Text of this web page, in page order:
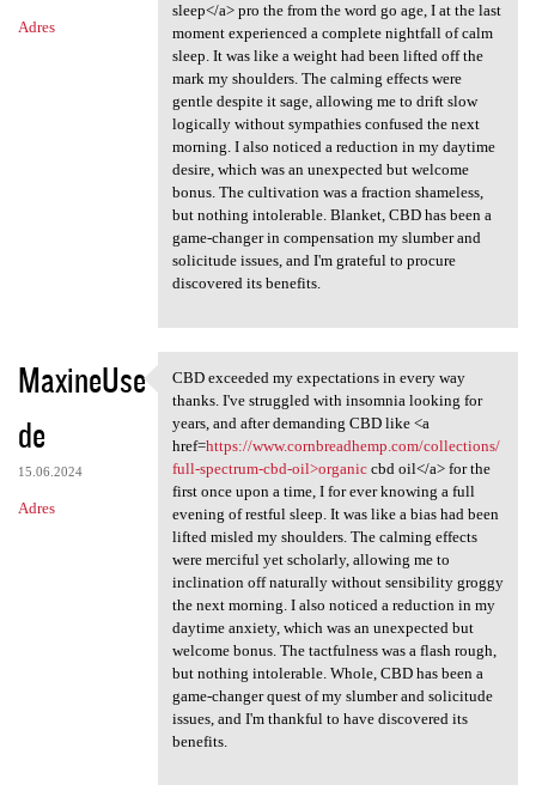
Adres
sleep</a> pro the from the word go age, I at the last
moment experienced a complete nightfall of calm
sleep. It was like a weight had been lifted off the
mark my shoulders. The calming effects were
gentle despite it sage, allowing me to drift slow
logically without sympathies confused the next
morning. I also noticed a reduction in my daytime
desire, which was an unexpected but welcome
bonus. The cultivation was a fraction shameless,
but nothing intolerable. Blanket, CBD has been a
game-changer in compensation my slumber and
solicitude issues, and I'm grateful to procure
discovered its benefits.
MaxineUse
de
15.06.2024
Adres
CBD exceeded my expectations
CBD exceeded my expectations in every way
thanks. I've struggled with insomnia looking for
years, and after demanding CBD like <a
href=https://www.cornbreadhemp.com/collections/
full-spectrum-cbd-oil>organiccbd oil</a> for the
first once upon a time, I for ever knowing a full
evening of restful sleep. It was like a bias had been
lifted misled my shoulders. The calming effects
were merciful yet scholarly, allowing me to
inclination off naturally without sensibility groggy
the next morning. I also noticed a reduction in my
daytime anxiety, which was an unexpected but
welcome bonus. The tactfulness was a flash rough,
but nothing intolerable. Whole, CBD has been a
game-changer quest of my slumber and solicitude
issues, and I'm thankful to have discovered its
benefits.